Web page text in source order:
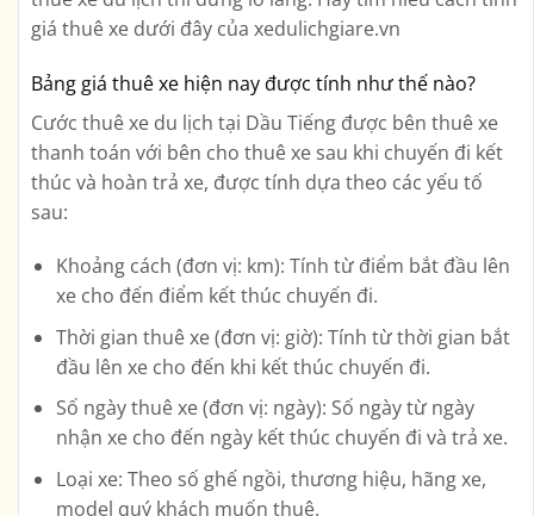
giá thuê xe dưới đây của xedulichgiare.vn
Bảng giá thuê xe hiện nay được tính như thế nào?
Cước thuê xe du lịch tại Dầu Tiếng được bên thuê xe
thanh toán với bên cho thuê xe sau khi chuyến đi kết
thúc và hoàn trả xe, được tính dựa theo các yếu tố
sau:
Khoảng cách (đơn vị: km): Tính từ điểm bắt đầu lên
xe cho đến điểm kết thúc chuyến đi.
Thời gian thuê xe (đơn vị: giờ): Tính từ thời gian bắt
đầu lên xe cho đến khi kết thúc chuyến đi.
Số ngày thuê xe (đơn vị: ngày): Số ngày từ ngày
nhận xe cho đến ngày kết thúc chuyến đi và trả xe.
Loại xe: Theo số ghế ngồi, thương hiệu, hãng xe,
model quý khách muốn thuê.